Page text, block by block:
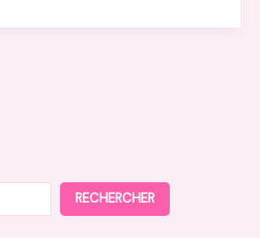
RECHERCHER